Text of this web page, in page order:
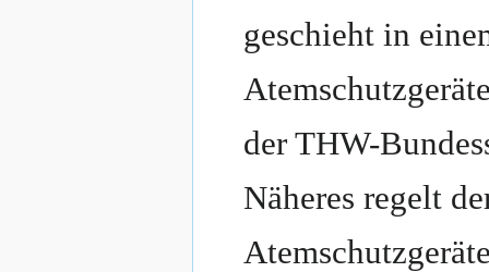
geschieht in
der THW-
Näheres regelt